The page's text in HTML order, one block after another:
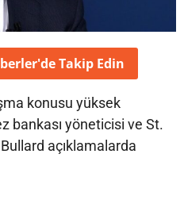
Takip Edin
konusu yüksek
bankası yöneticisi ve St.
açıklamalarda